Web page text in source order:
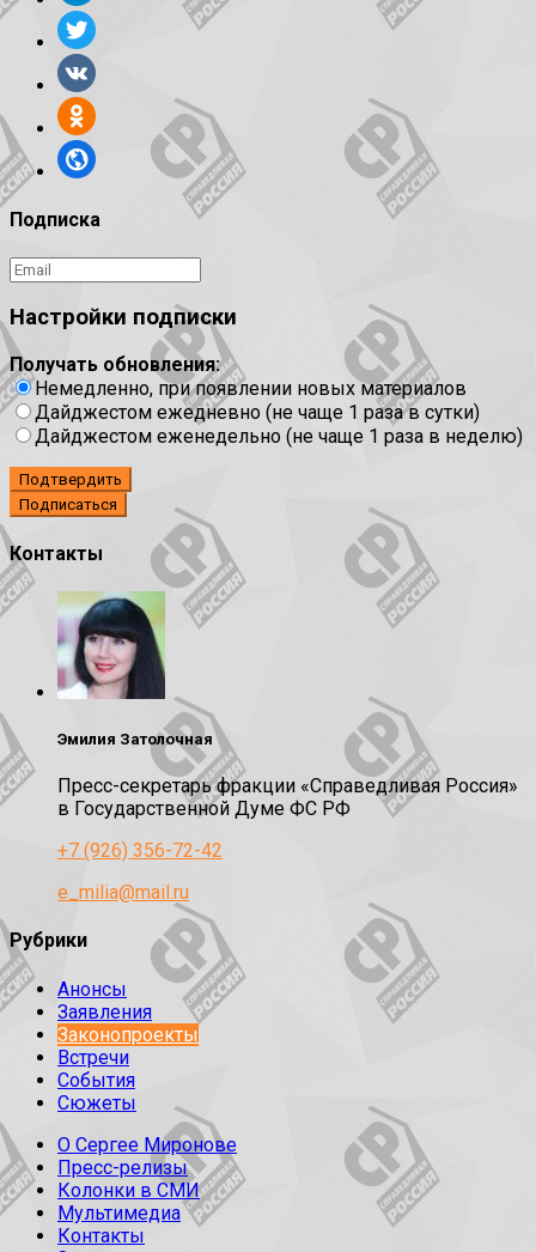
Подписка
Настройки подписки
Получать обновления:
Немедленно, при появлении новых материалов
Дайджестом ежедневно (не чаще 1 раза в сутки)
Дайджестом еженедельно (не чаще 1 раза в неделю)
Подтвердить
Контакты
Эмилия Затолочная
Пресс-секретарь фракции «Справедливая Россия»
в Государственной Думе ФС РФ
+7 (926) 356-72-42
e_milia@mail.ru
Рубрики
Анонсы
Заявления
Законопроекты
Встречи
События
Сюжеты
О Сергее Миронове
Пресс-релизы
Колонки в СМИ
Мультимедиа
Контакты